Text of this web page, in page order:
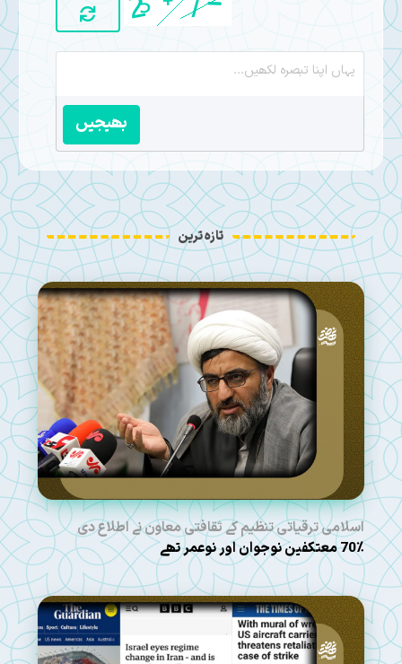
بھیجیں
تازہ ترین
اسلامی ترقیاتی تنظیم کے ثقافتی معاون نے اطلاع دی
70٪ معتکفین نوجوان اور نوعمر تھے